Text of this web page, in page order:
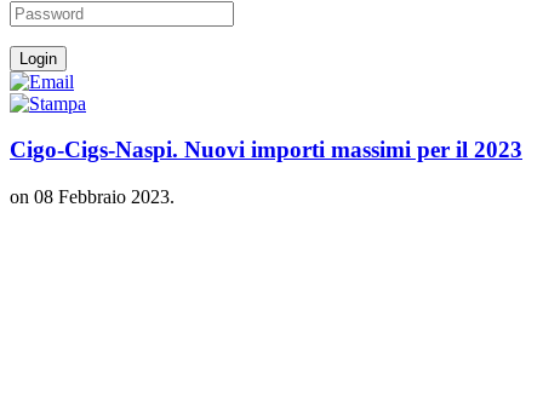
Cigo-Cigs-Naspi. Nuovi importi massimi per il 2023
on 08 Febbraio 2023.